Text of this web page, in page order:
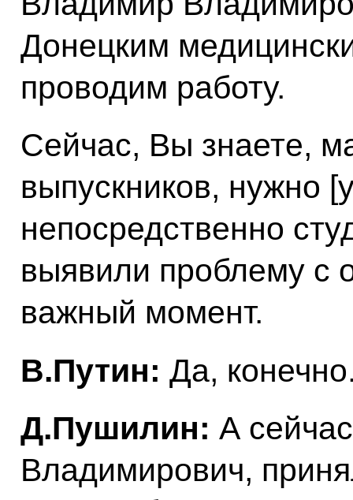
Донецким
проводим работу.
Сейчас, Вы знаете,
выпускников, нужно
непосредственно
выявили проблему с
важный момент.
В.Путин: Да,
Д.Пушилин: А
Владимирович,